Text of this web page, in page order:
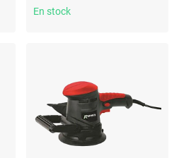
Roulements protégés
En stock